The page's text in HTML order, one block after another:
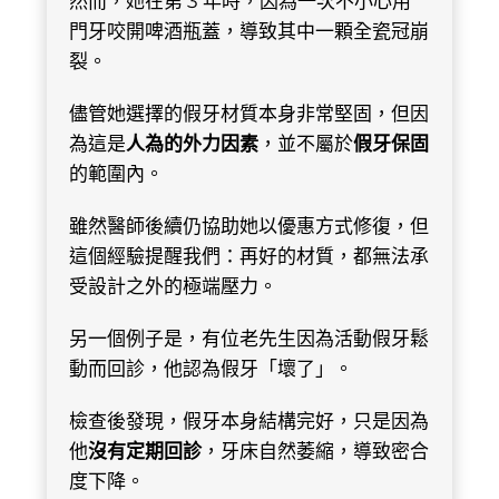
門牙咬開啤酒瓶蓋，導致其中一顆全瓷冠崩
裂。
儘管她選擇的假牙材質本身非常堅固，但因
為這是人為的外力因素 ，並不屬於假牙保固
的範圍內。
雖然醫師後續仍協助她以優惠方式修復，但
這個經驗提醒我們：再好的材質，都無法承
受設計之外的極端壓力。
另一個例子是，有位老先生因為活動假牙鬆
動而回診，他認為假牙「壞了」。
檢查後發現，假牙本身結構完好，只是因為
他沒有定期回診，牙床自然萎縮，導致密合
度下降。